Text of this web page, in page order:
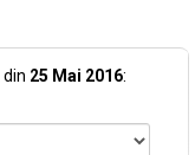
din 25 Mai 2016: